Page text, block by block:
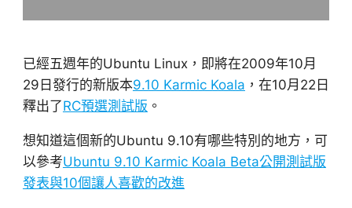
已經五週年的Ubuntu Linux，即將在2009年10月
29日發行的新版本9.10 Karmic Koala ，在10月22日
釋出了RC預選測試版 。
想知道這個新的Ubuntu 9.10有哪些特別的地方，可
以參考Ubuntu 9.10 Karmic Koala Beta公開測試版
發表與10個讓人喜歡的改進